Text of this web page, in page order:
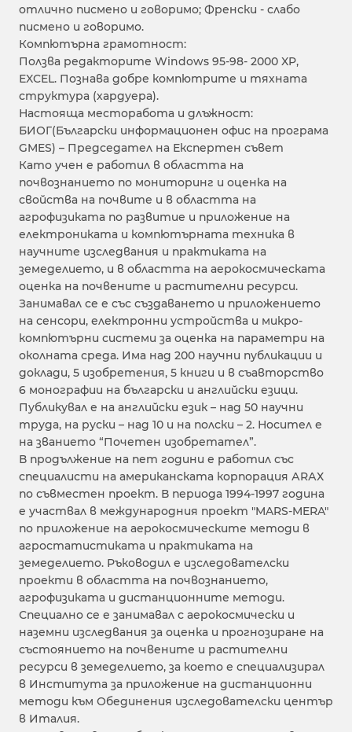
отлично писмено и говоримо; Френски - слабо
писмено и говоримо.
Компютърна грамотност:
Ползва редакторите Windows 95-98- 2000 XP,
ЕXCEL. Познава добре компютрите и тяхната
структура (хардуера).
Настояща месторабота и длъжност:
БИОГ(Български информационен офис на програма
GMES) – Председател на Експертен съвет
Като учен e работил в областта на
почвознанието по мониторинг и оценка на
свойства на почвите и в областта на
агрофизиката по развитие и приложение на
електрониката и компютърната техника в
научните изследвания и практиката на
земеделието, и в областта на аерокосмическата
оценка на почвените и растителни ресурси.
Занимавал се е със създаването и приложението
на сенсори, електронни устройства и микро-
компютърни системи за оценка на параметри на
околната среда. Има над 200 научни публикации и
доклади, 5 изобретения, 5 книги и в съавторство
6 монографии на български и английски езици.
Публикувал е на английски език – над 50 научни
труда, на руски – над 10 и на полски – 2. Носител е
на званието “Почетен изобретател”.
В продължение на пет години е работил със
специалисти на американската корпорация АRАХ
по съвместен проект. В периода 1994-1997 година
е участвал в международния проект "MARS-MERA"
по приложение на аерокосмическите методи в
агростатистиката и практиката на
земеделието. Ръководил е изследователски
проекти в областта на почвознанието,
агрофизиката и дистанционните методи.
Специално се е занимавал с аерокосмически и
наземни изследвания за оценка и прогнозиране на
състоянието на почвените и растителни
ресурси в земеделието, за което е специализирал
в Института за приложение на дистанционни
методи към Обединения изследователски център
в Италия.